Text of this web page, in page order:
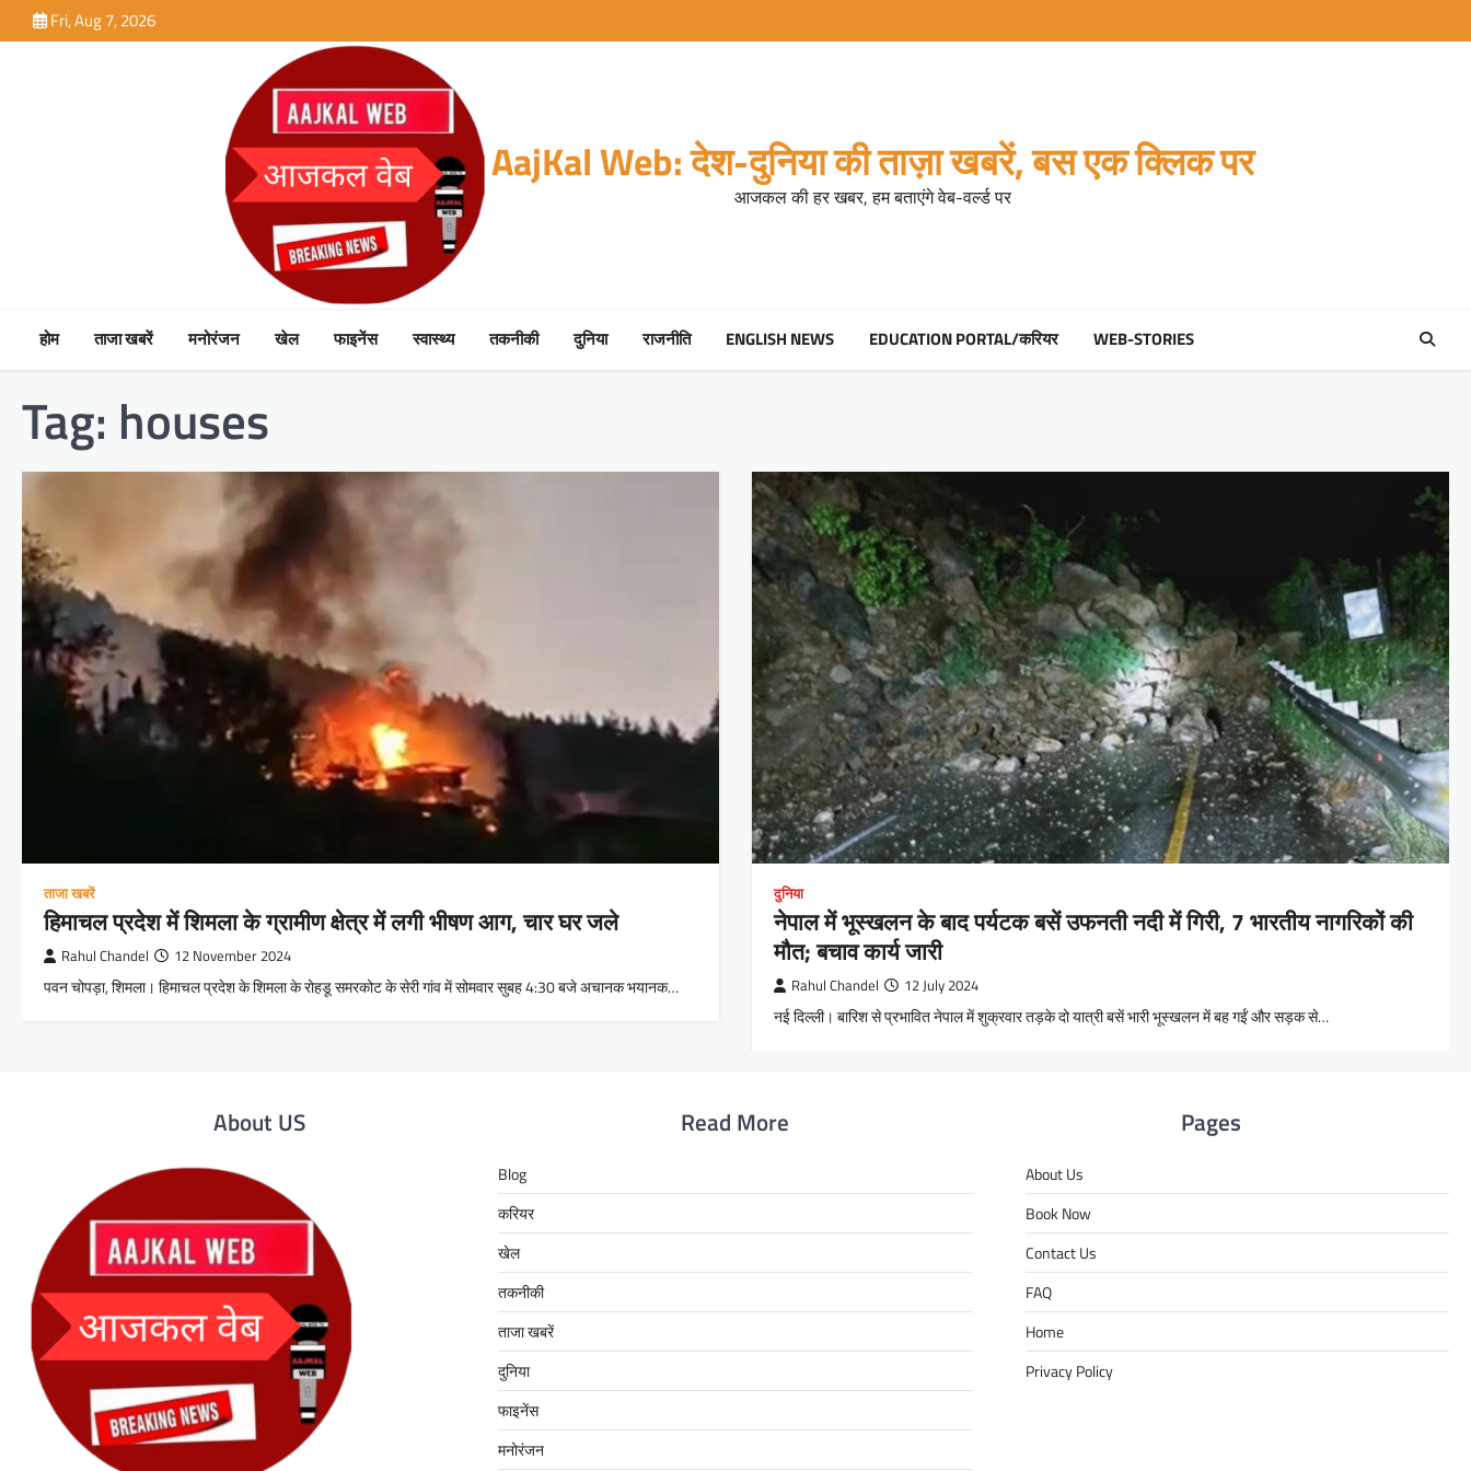
to
Fri, Aug 7, 2026
AajKal Web: देश-दुनिया की ताज़ा खबरें, बस एक क्लिक पर
आजकल की हर खबर, हम बताएंगे वेब-वर्ल्ड पर
होम ताजा खबरें मनोरंजन खेल फाइनेंस स्वास्थ्य तकनीकी दुनिया राजनीति ENGLISH NEWS EDUCATION PORTAL/करियर WEB-STORIES
Tag: houses
ताजा खबरें
हिमाचल प्रदेश में शिमला के ग्रामीण क्षेत्र में लगी भीषण आग, चार घर जले
Rahul Chandel 12 November 2024
पवन चोपड़ा, शिमला। हिमाचल प्रदेश के शिमला के रोहडू समरकोट के सेरी गांव में सोमवार सुबह 4:30 बजे अचानक भयानक…
दुनिया
नेपाल में भूस्खलन के बाद पर्यटक बसें उफनती नदी में गिरी, 7 भारतीय नागरिकों की
मौत; बचाव कार्य जारी
Rahul Chandel 12 July 2024
नई दिल्ली। बारिश से प्रभावित नेपाल में शुक्रवार तड़के दो यात्री बसें भारी भूस्खलन में बह गईं और सड़क से…
About US Read More
Blog
करियर
खेल
तकनीकी
ताजा खबरें
दुनिया
फाइनेंस
मनोरंजन
Pages
About Us
Book Now
Contact Us
FAQ
Home
Privacy Policy